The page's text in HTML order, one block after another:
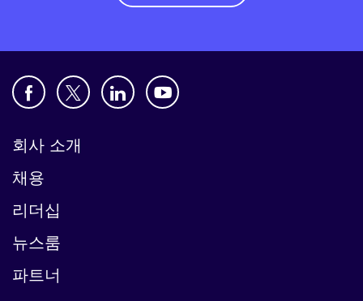
회사 소개
채용
리더십
뉴스룸
파트너